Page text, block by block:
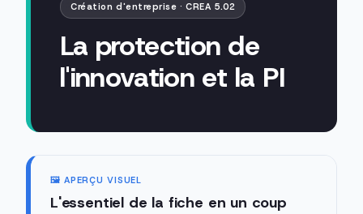
Création d'entreprise · CREA 5.02
La protection de
l'innovation et la PI
🖼️ APERÇU VISUEL
L'essentiel de la fiche en un coup